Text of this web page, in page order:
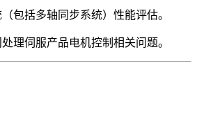
包括多轴同步系统）性能评估。
理伺服产品电机控制相关问题。